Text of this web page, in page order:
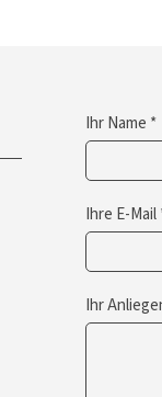
Ihr Name *
Ihre E-Mail
Ihr